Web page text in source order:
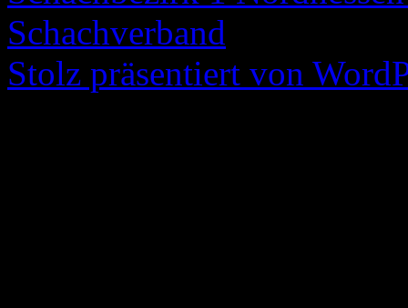
Schachverband
Stolz präsentiert von